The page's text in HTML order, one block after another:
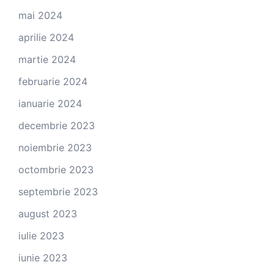
mai 2024
aprilie 2024
martie 2024
februarie 2024
ianuarie 2024
decembrie 2023
noiembrie 2023
octombrie 2023
septembrie 2023
august 2023
iulie 2023
iunie 2023